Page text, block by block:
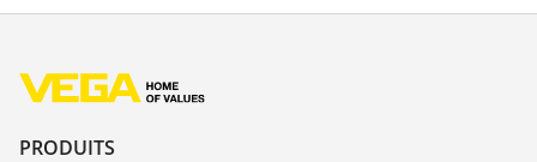
PRODUITS